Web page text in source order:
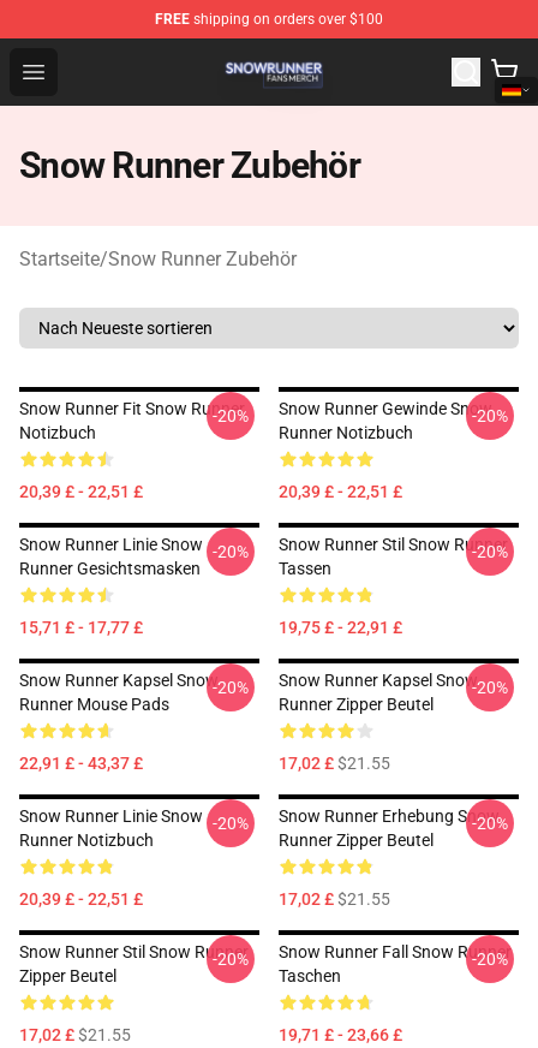
FREE shipping on orders over $100
Open menu
Snow Runner Shop - Official Snow Runner Merchandise
Snow Runner Zubehör
Startseite/Snow Runner Zubehör
Snow Runner Fit Snow Runner
Notizbuch
20,39 £ - 22,51 £
-20%
Snow Runner Gewinde Snow
Runner Notizbuch
20,39 £ - 22,51 £
-20%
Snow Runner Linie Snow
Runner Gesichtsmasken
15,71 £ - 17,77 £
-20%
Snow Runner Stil Snow Runner
Tassen
19,75 £ - 22,91 £
-20%
Snow Runner Kapsel Snow
Runner Mouse Pads
22,91 £ - 43,37 £
-20%
Snow Runner Kapsel Snow
Runner Zipper Beutel
17,02 £$21.55
-20%
Snow Runner Linie Snow
Runner Notizbuch
20,39 £ - 22,51 £
-20%
Snow Runner Erhebung Snow
Runner Zipper Beutel
17,02 £$21.55
-20%
Snow Runner Stil Snow Runner
Zipper Beutel
17,02 £$21.55
-20%
Snow Runner Fall Snow Runner
Taschen
19,71 £ - 23,66 £
-20%